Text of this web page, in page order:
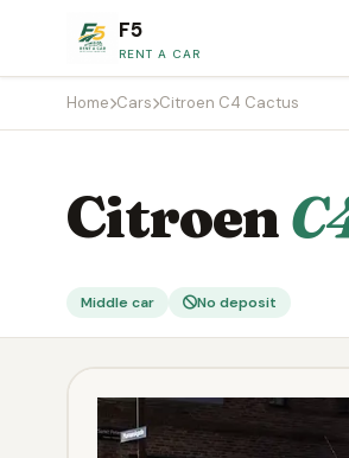
F5
RENT A CAR
Home Cars Citroen C4 Cactus
Citroen
Middle car No deposit